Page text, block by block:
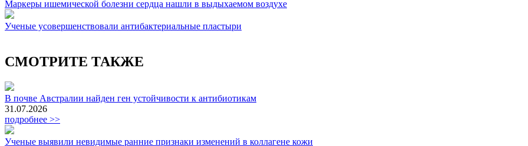
Маркеры ишемической болезни сердца нашли в выдыхаемом воздухе
Ученые усовершенствовали антибактериальные пластыри
СМОТРИТЕ ТАКЖЕ
В почве Австралии найден ген устойчивости к антибиотикам
31.07.2026
подробнее >>
Ученые выявили невидимые ранние признаки изменений в коллагене кожи